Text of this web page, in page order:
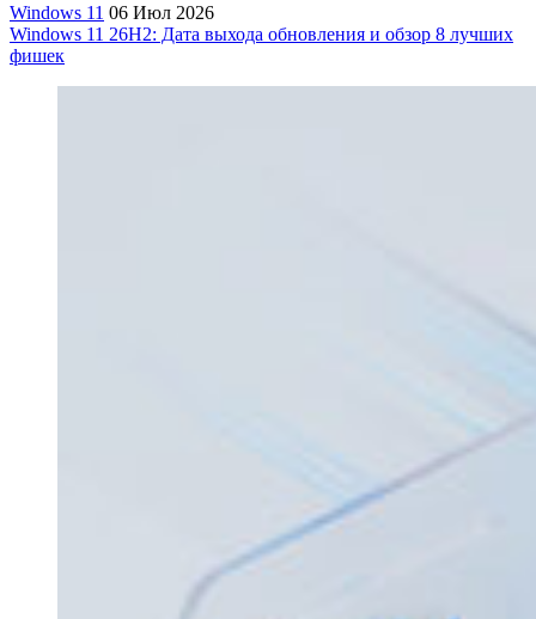
Windows 11 06 Июл 2026
Windows 11 26H2: Дата выхода обновления и обзор 8 лучших
фишек